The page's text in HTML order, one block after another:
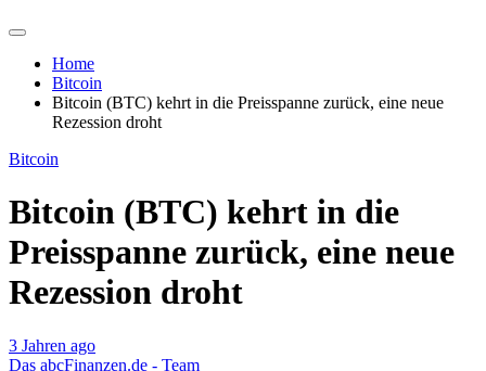
Home
Bitcoin
Bitcoin (BTC) kehrt in die Preisspanne zurück, eine neue
Rezession droht
Bitcoin
Bitcoin (BTC) kehrt in die
Preisspanne zurück, eine neue
Rezession droht
3 Jahren ago
Das abcFinanzen.de - Team